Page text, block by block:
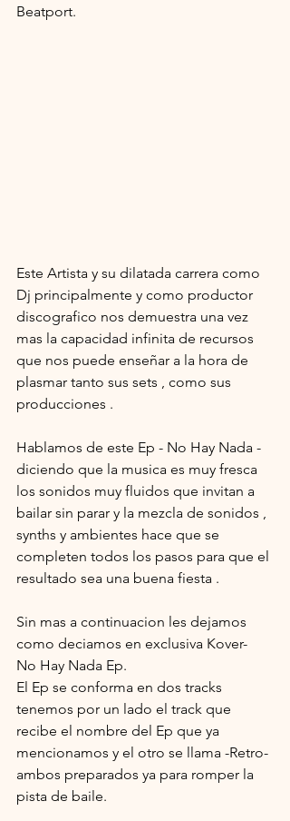
Beatport.
Este Artista y su dilatada carrera como
Dj principalmente y como productor
discografico nos demuestra una vez
mas la capacidad infinita de recursos
que nos puede enseñar a la hora de
plasmar tanto sus sets , como sus
producciones .
Hablamos de este Ep - No Hay Nada -
diciendo que la musica es muy fresca
los sonidos muy fluidos que invitan a
bailar sin parar y la mezcla de sonidos ,
synths y ambientes hace que se
completen todos los pasos para que el
resultado sea una buena fiesta .
Sin mas a continuacion les dejamos
como deciamos en exclusiva Kover-
No Hay Nada Ep.
El Ep se conforma en dos tracks
tenemos por un lado el track que
recibe el nombre del Ep que ya
mencionamos y el otro se llama -Retro-
ambos preparados ya para romper la
pista de baile.